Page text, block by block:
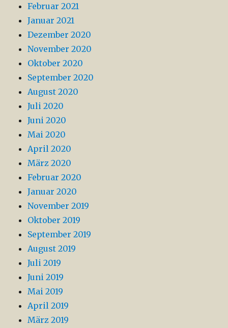
Februar 2021
Januar 2021
Dezember 2020
November 2020
Oktober 2020
September 2020
August 2020
Juli 2020
Juni 2020
Mai 2020
April 2020
März 2020
Februar 2020
Januar 2020
November 2019
Oktober 2019
September 2019
August 2019
Juli 2019
Juni 2019
Mai 2019
April 2019
März 2019